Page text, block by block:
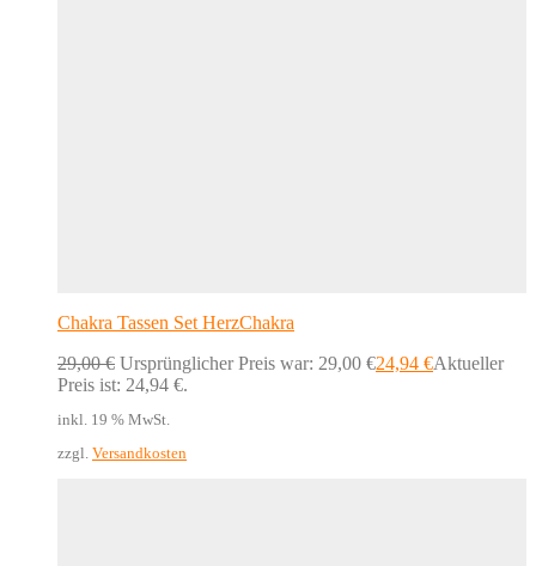
Chakra Tassen Set HerzChakra
29,00€ Ursprünglicher Preis war: 29,00 €24,94 €Aktueller
Preis ist: 24,94 €.
inkl. 19 % MwSt.
zzgl. Versandkosten